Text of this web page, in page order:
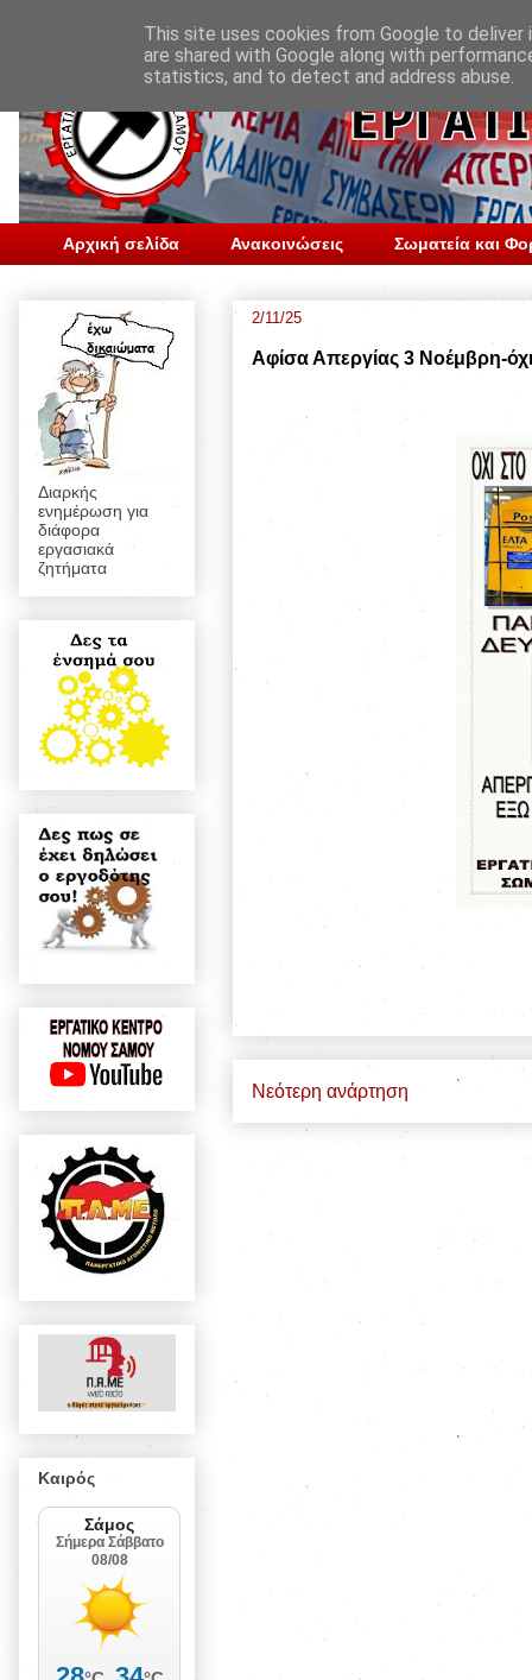
Αρχική σελίδα Ανακοινώσεις Σωματεία και
2/11/25
Αφίσα Απεργίας 3 Νοέμβρη-
Νεότερη ανάρτηση
Διαρκής
ενημέρωση για
διάφορα
εργασιακά
ζητήματα
Καιρός
This site uses cookies from Google to
are shared with Google along with
statistics, and to detect and address abuse.